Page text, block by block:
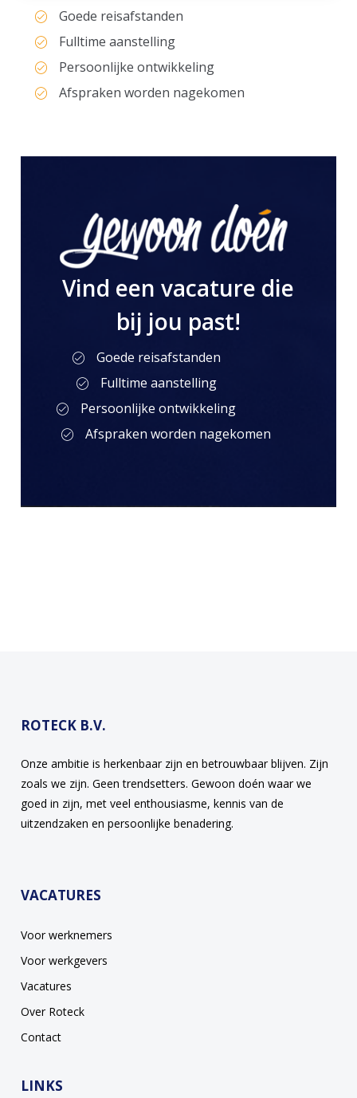
Goede reisafstanden
Fulltime aanstelling
Persoonlijke ontwikkeling
Afspraken worden nagekomen
Vind een vacature die
bij jou past!
Goede reisafstanden
Fulltime aanstelling
Persoonlijke ontwikkeling
Afspraken worden nagekomen
ROTECK B.V.
Onze ambitie is herkenbaar zijn en betrouwbaar blijven. Zijn
zoals we zijn. Geen trendsetters. Gewoon doén waar we
goed in zijn, met veel enthousiasme, kennis van de
uitzendzaken en persoonlijke benadering.
VACATURES
Voor werknemers
Voor werkgevers
Vacatures
Over Roteck
Contact
LINKS